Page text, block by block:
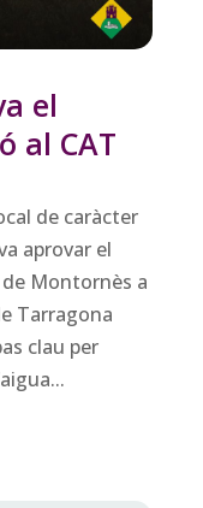
el
al CAT
de caràcter
aprovar el
Montornès a
Tarragona
clau per